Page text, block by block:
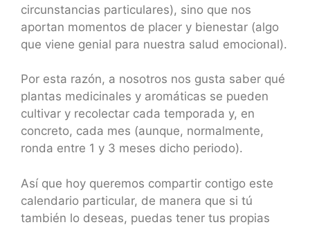
circunstancias particulares), sino que nos
aportan momentos de placer y bienestar (algo
que viene genial para nuestra salud emocional).
Por esta razón, a nosotros nos gusta saber qué
plantas medicinales y aromáticas se pueden
cultivar y recolectar cada temporada y, en
concreto, cada mes (aunque, normalmente,
ronda entre 1 y 3 meses dicho periodo).
Así que hoy queremos compartir contigo este
calendario particular, de manera que si tú
también lo deseas, puedas tener tus propias